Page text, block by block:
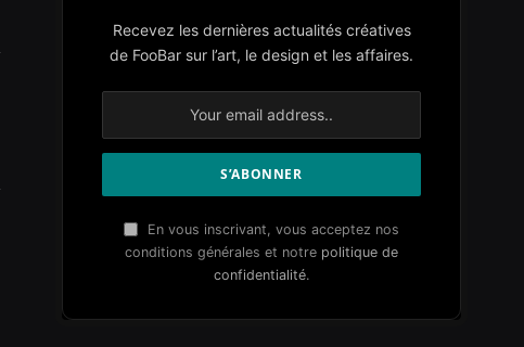
Recevez les dernières actualités créatives
de FooBar sur l’art, le design et les affaires.
En vous inscrivant, vous acceptez nos
conditions générales et notre politique de
confidentialité.